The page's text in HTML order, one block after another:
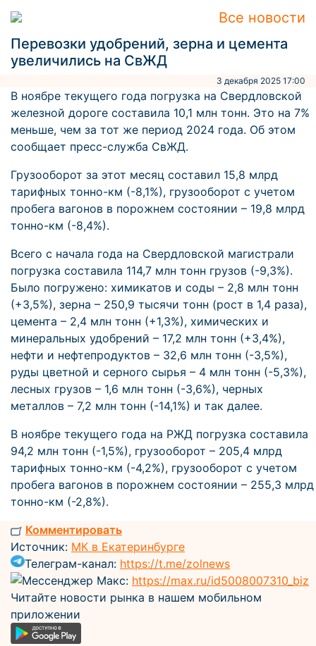
Все новости
Перевозки удобрений, зерна и цемента
увеличились на СвЖД
3 декабря 2025 17:00
В ноябре текущего года погрузка на Свердловской
железной дороге составила 10,1 млн тонн. Это на 7%
меньше, чем за тот же период 2024 года. Об этом
сообщает пресс-служба СвЖД.
Грузооборот за этот месяц составил 15,8 млрд
тарифных тонно-км (-8,1%), грузооборот с учетом
пробега вагонов в порожнем состоянии – 19,8 млрд
тонно-км (-8,4%).
Всего с начала года на Свердловской магистрали
погрузка составила 114,7 млн тонн грузов (-9,3%).
Было погружено: химикатов и соды – 2,8 млн тонн
(+3,5%), зерна – 250,9 тысячи тонн (рост в 1,4 раза),
цемента – 2,4 млн тонн (+1,3%), химических и
минеральных удобрений – 17,2 млн тонн (+3,4%),
нефти и нефтепродуктов – 32,6 млн тонн (-3,5%),
руды цветной и серного сырья – 4 млн тонн (-5,3%),
лесных грузов – 1,6 млн тонн (-3,6%), черных
металлов – 7,2 млн тонн (-14,1%) и так далее.
В ноябре текущего года на РЖД погрузка составила
94,2 млн тонн (-1,5%), грузооборот – 205,4 млрд
тарифных тонно-км (-4,2%), грузооборот с учетом
пробега вагонов в порожнем состоянии – 255,3 млрд
тонно-км (-2,8%).
Комментировать
Источник: МК в Екатеринбурге
Телеграм-канал: https://t.me/zolnews
Мессенджер Макс: https://max.ru/id5008007310_biz
Читайте новости рынка в нашем мобильном
приложении